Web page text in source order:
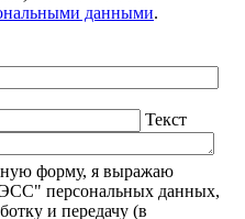
данными.
Текст
форму, я выражаю
персональных данных,
и передачу (в